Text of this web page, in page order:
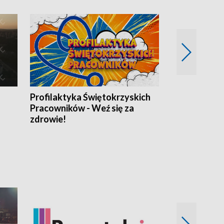
Profilaktyka Świętokrzyskich
Pracowników - Weź się za
zdrowie!